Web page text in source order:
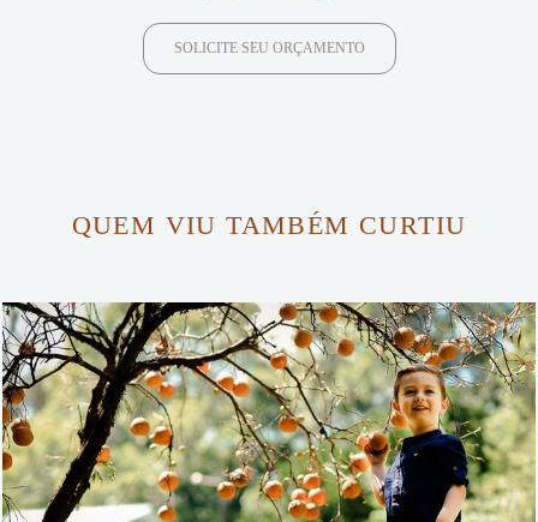
SOLICITE SEU ORÇAMENTO
QUEM VIU TAMBÉM CURTIU